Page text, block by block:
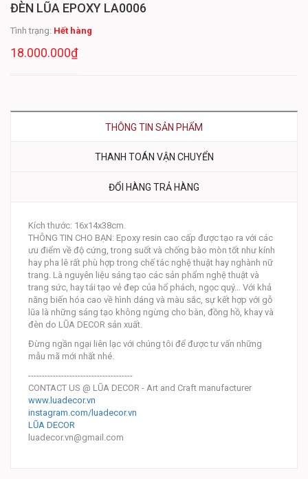
ĐÈN LŨA EPOXY LA0006
Tình trạng: Hết hàng
18.000.000₫
THÔNG TIN SẢN PHẨM
THANH TOÁN VẬN CHUYỂN
ĐỔI HÀNG TRẢ HÀNG
Kích thước: 16x14x38cm.
THÔNG TIN CHO BẠN: Epoxy resin cao cấp được tạo ra với các
ưu điểm về độ cứng, trong suốt và chống bào mòn tốt như kính
hay pha lê rất phù hợp trong chế tác nghệ thuật hay nghành nữ
trang. Là nguyên liệu sáng tạo các sản phẩm nghệ thuật và
trang sức, hay tái tạo vẻ đep của hổ phách, ngọc quý… Với khả
năng biến hóa cao về hình dáng và màu sắc, sự kết hợp với gỗ
lũa là những sáng tạo không ngừng cho bàn, đồng hồ, khay và
đèn do LŨA DECOR sản xuất.
Đừng ngần ngại liên lạc với chúng tôi để được tư vấn những
mẫu mã mới nhất nhé.
--------------------------------------
CONTACT US @ LŨA DECOR - Art and Craft manufacturer
www.luadecor.vn
instagram.com/luadecor.vn
LŨA DECOR
luadecor.vn@gmail.com